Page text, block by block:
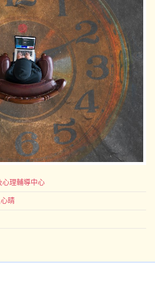
心理輔導中心
晴